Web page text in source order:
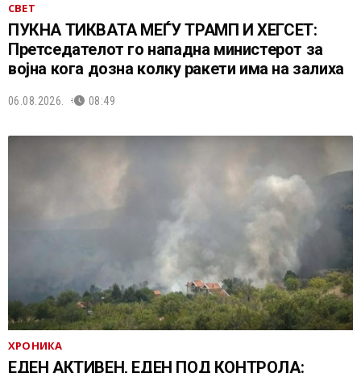
СВЕТ
ПУКНА ТИКВАТА МЕЃУ ТРАМП И ХЕГСЕТ:
Претседателот го нападна министерот за
војна кога дозна колку ракети има на залиха
06.08.2026. 08:49
ХРОНИКА
ЕДЕН АКТИВЕН, ЕДЕН ПОД КОНТРОЛА: